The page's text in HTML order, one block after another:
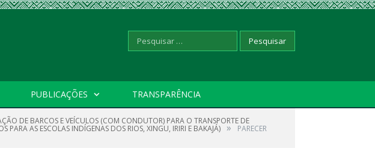
Pesquisar
por:
PUBLICAÇÕES TRANSPARÊNCIA
DE BARCOS E VEÍCULOS (COM CONDUTOR) PARA O TRANSPORTE DE
PARA AS ESCOLAS INDÍGENAS DOS RIOS, XINGU, IRIRI E BAKAJÁ) » PARECER